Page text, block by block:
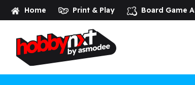
Home Print & Play Board Game